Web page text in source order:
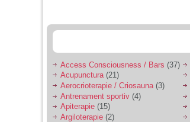
sa se manifeste o
Ma aflu aici pentru ca
vreau sa stiu daca am
nevoie de un psiholog
sau psihiatru.
Access Consciousness / Bars (37)
Acupunctura(21)
Aerocrioterapie / Criosauna (3)
Antrenament sportiv (4)
Apiterapie (15)
Argiloterapie (2)